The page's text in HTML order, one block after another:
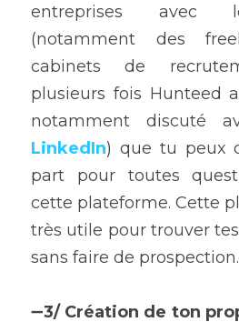
entreprises avec
(notamment des
cabinets de
plusieurs fois Hunteed
notamment discuté
LinkedIn) que tu peux
part pour toutes
cette plateforme. Cette
très utile pour trouver
sans faire de prospection.
➖3/ Création de ton